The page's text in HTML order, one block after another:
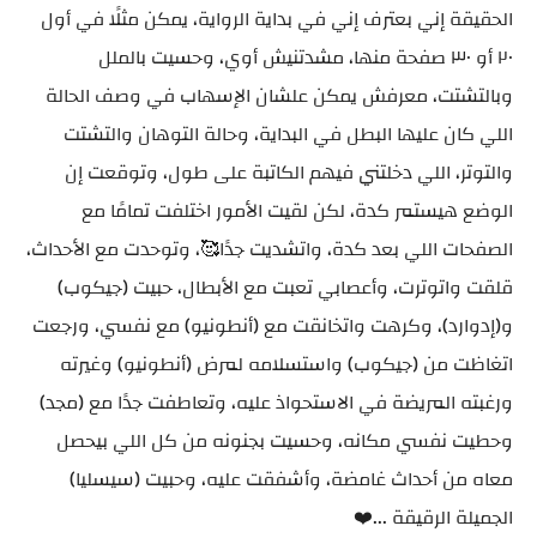
الحقيقة إني بعترف إني في بداية الرواية، يمكن مثلًا في أول
٢٠ أو ٣٠ صفحة منها، مشدتنيش أوي، وحسيت بالملل
وبالتشتت، معرفش يمكن علشان الإسهاب في وصف الحالة
اللي كان عليها البطل في البداية، وحالة التوهان والتشتت
والتوتر، اللي دخلتني فيهم الكاتبة على طول، وتوقعت إن
الوضع هيستمر كدة، لكن لقيت الأمور اختلفت تمامًا مع
الصفحات اللي بعد كدة، واتشديت جدًا🥰، وتوحدت مع الأحداث،
قلقت واتوترت، وأعصابي تعبت مع الأبطال، حبيت (جيكوب)
و(إدوارد)، وكرهت واتخانقت مع (أنطونيو) مع نفسي، ورجعت
اتغاظت من (جيكوب) واستسلامه لمرض (أنطونيو) وغيرته
ورغبته المريضة في الاستحواذ عليه، وتعاطفت جدًا مع (مجد)
وحطيت نفسي مكانه، وحسيت بجنونه من كل اللي بيحصل
معاه من أحداث غامضة، وأشفقت عليه، وحبيت (سيسليا)
الجميلة الرقيقة ...❤️